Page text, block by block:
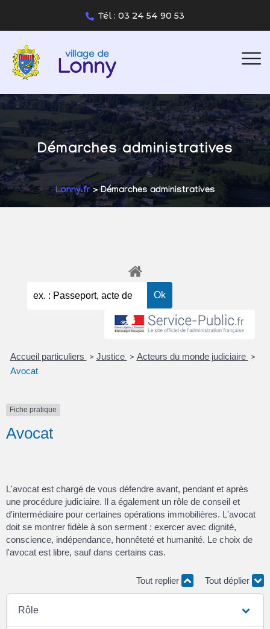
Tél : 03 24 54 90 53
Démarches administratives
Lonny.fr> Démarches administratives
Accueil particuliers > Justice > Acteurs du monde judiciaire >
Avocat
Fiche pratique
Avocat
L'avocat est chargé de vous défendre avant, pendant et après
une procédure judiciaire. Il a également un rôle de conseil et
d'intermédiaire pour certaines opérations immobilières. L'avocat
doit se montrer fidèle à son serment : exercer avec dignité,
conscience, indépendance, honnêteté et humanité. Le choix de
l'avocat est libre, sauf dans certains cas.
Tout replier Tout déplier
Rôle